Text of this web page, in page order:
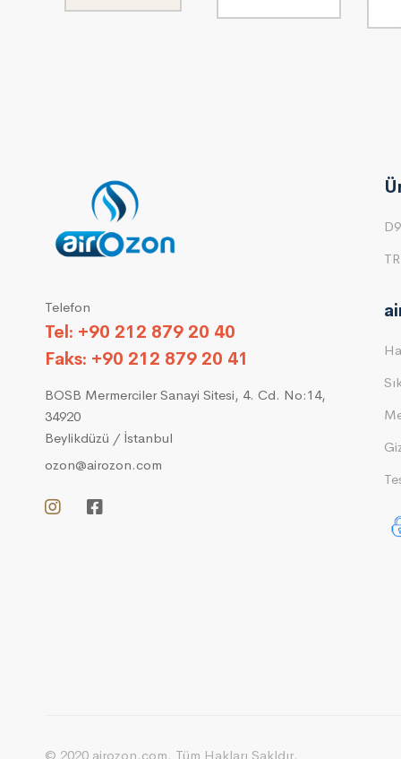
Telefon
Tel: +90 212 879 20 40
Faks: +90 212 879 20 41
BOSB Mermerciler Sanayi Sitesi, 4. Cd. No:14,
34920
Beylikdüzü / İstanbul
ozon@airozon.com
© 2020 airozon.com. Tüm Hakları Sakldır.